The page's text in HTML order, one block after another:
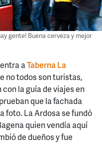
gente! Buena cerveza y mejor
aTaberna La
no todos son turistas,
la guía de viajes en
que la fachada
foto. La Ardosa se fundó
quien vendía aquí
de dueños y fue